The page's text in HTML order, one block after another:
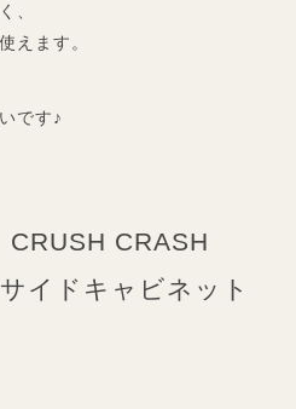
、
えます。
です♪
CRASH
イドキャビネット